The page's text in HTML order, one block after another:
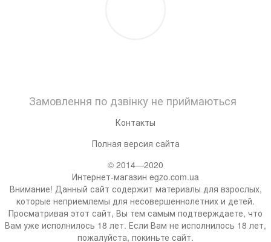
Замовлення по дзвінку не приймаються
Контакты
Полная версия сайта
© 2014—2020
Интернет-магазин egzo.com.ua
Внимание! Данный сайт содержит материалы для взрослых,
которые неприемлемы для несовершеннолетних и детей.
Просматривая этот сайт, Вы тем самым подтверждаете, что
Вам уже исполнилось 18 лет. Если Вам не исполнилось 18 лет,
пожалуйста, покиньте сайт.